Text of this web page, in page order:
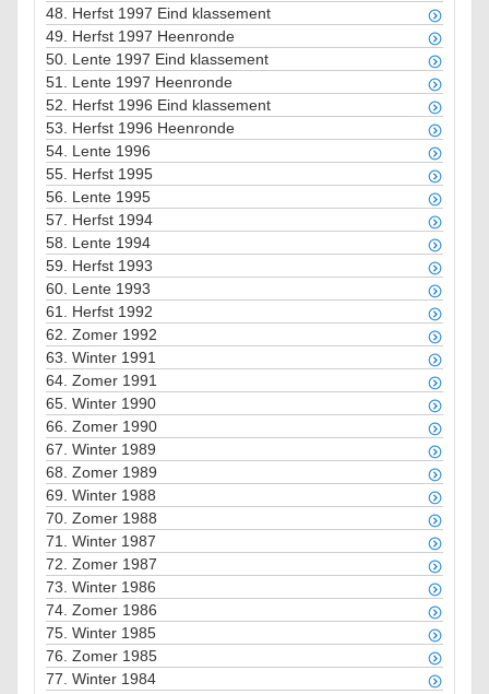
48. Herfst 1997 Eind klassement
49. Herfst 1997 Heenronde
50. Lente 1997 Eind klassement
51. Lente 1997 Heenronde
52. Herfst 1996 Eind klassement
53. Herfst 1996 Heenronde
54. Lente 1996
55. Herfst 1995
56. Lente 1995
57. Herfst 1994
58. Lente 1994
59. Herfst 1993
60. Lente 1993
61. Herfst 1992
62. Zomer 1992
63. Winter 1991
64. Zomer 1991
65. Winter 1990
66. Zomer 1990
67. Winter 1989
68. Zomer 1989
69. Winter 1988
70. Zomer 1988
71. Winter 1987
72. Zomer 1987
73. Winter 1986
74. Zomer 1986
75. Winter 1985
76. Zomer 1985
77. Winter 1984